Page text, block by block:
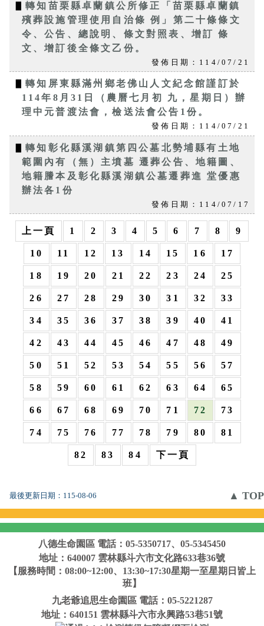
▋轉知苗栗縣卓蘭鎮公所修正「苗栗縣卓蘭鎮
殯葬設施管理使用自治條 例」第二十條條文
令、公告、總說明、條文對照表、增訂 條
文、增訂後全條文乙份。
發佈日期：114/07/21
▋轉知屏東縣滿州鄉老佛山人文紀念館謹訂於
114年8月31日（農曆七月初 九，星期日）辦
理中元普渡法會，檢送法會公告1份。
發佈日期：114/07/21
▋轉知彰化縣溪湖鎮第四公墓北勢埔縣有土地
範圍內有（無）主墳墓 遷葬公告、地籍圖、
地籍謄本及彰化縣溪湖鎮公墓遷葬進 堂優惠
辦法各1份
發佈日期：114/07/17
上一頁 1 2 3 4 5 6 7 8 9
10 11 12 13 14 15 16 17
18 19 20 21 22 23 24 25
26 27 28 29 30 31 32 33
34 35 36 37 38 39 40 41
42 43 44 45 46 47 48 49
50 51 52 53 54 55 56 57
58 59 60 61 62 63 64 65
66 67 68 69 70 71 72 73
74 75 76 77 78 79 80 81
82 83 84 下一頁
最後更新日期： 115-08-06 ▲ TOP
八德生命園區 電話：05-5350717、05-5345450
地址：640007 雲林縣斗六市文化路633巷36號
【服務時間：08:00~12:00、13:30~17:30星期一至星期日皆上
班】
九老爺追思生命園區 電話：05-5221287
地址：640151 雲林縣斗六市永興路53巷51號